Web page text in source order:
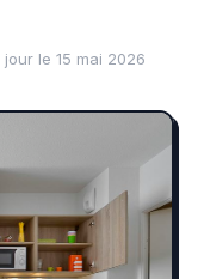
le 15 mai 2026